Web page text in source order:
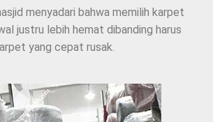
menyadari bahwa memilih karpet
justru lebih hemat dibanding harus
yang cepat rusak.